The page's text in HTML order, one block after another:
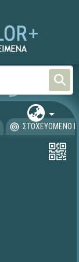
ΣΤΟΧΕΥΟΜΕΝΟ